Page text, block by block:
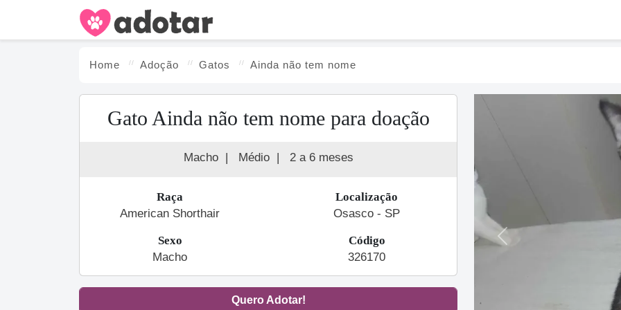
Home Adoção Gatos Ainda não tem nome
Gato Ainda não tem nome para doação
Macho | Médio | 2 a 6 meses
Raça
American Shorthair
Localização
Osasco - SP
Sexo
Macho
Código
326170
Quero Adotar!
Previous